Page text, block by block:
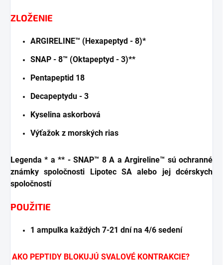
ZLOŽENIE
ARGIRELINE™ (Hexapeptyd - 8)*
SNAP - 8™ (Oktapeptyd - 3)**
Pentapeptid 18
Decapeptydu - 3
Kyselina askorbová
Výťažok z morských rias
Legenda * a ** - SNAP™ 8 A a Argireline™ sú ochranné
známky spoločnosti Lipotec SA alebo jej dcérskych
spoločností
POUŽITIE
1 ampulka každých 7-21 dní na 4/6 sedení
AKO PEPTIDY BLOKUJÚ SVALOVÉ KONTRAKCIE?